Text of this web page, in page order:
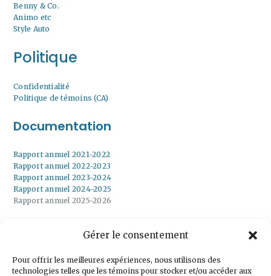
Gérer le consentement
Pour offrir les meilleures expériences, nous utilisons des
technologies telles que les témoins pour stocker et/ou accéder aux
Benny & Co.
Animo etc
Style Auto
Politique
Confidentialité
Politique de témoins (CA)
Documentation
Rapport annuel 2021-2022
Rapport annuel 2022-2023
Rapport annuel 2023-2024
Rapport annuel 2024-2025
Rapport annuel 2025-2026
notre infolettre